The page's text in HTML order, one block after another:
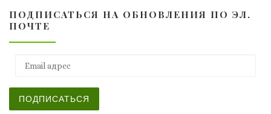
ПОДПИСАТЬСЯ НА ОБНОВЛЕНИЯ ПО ЭЛ.
ПОЧТЕ
ПОДПИСАТЬСЯ